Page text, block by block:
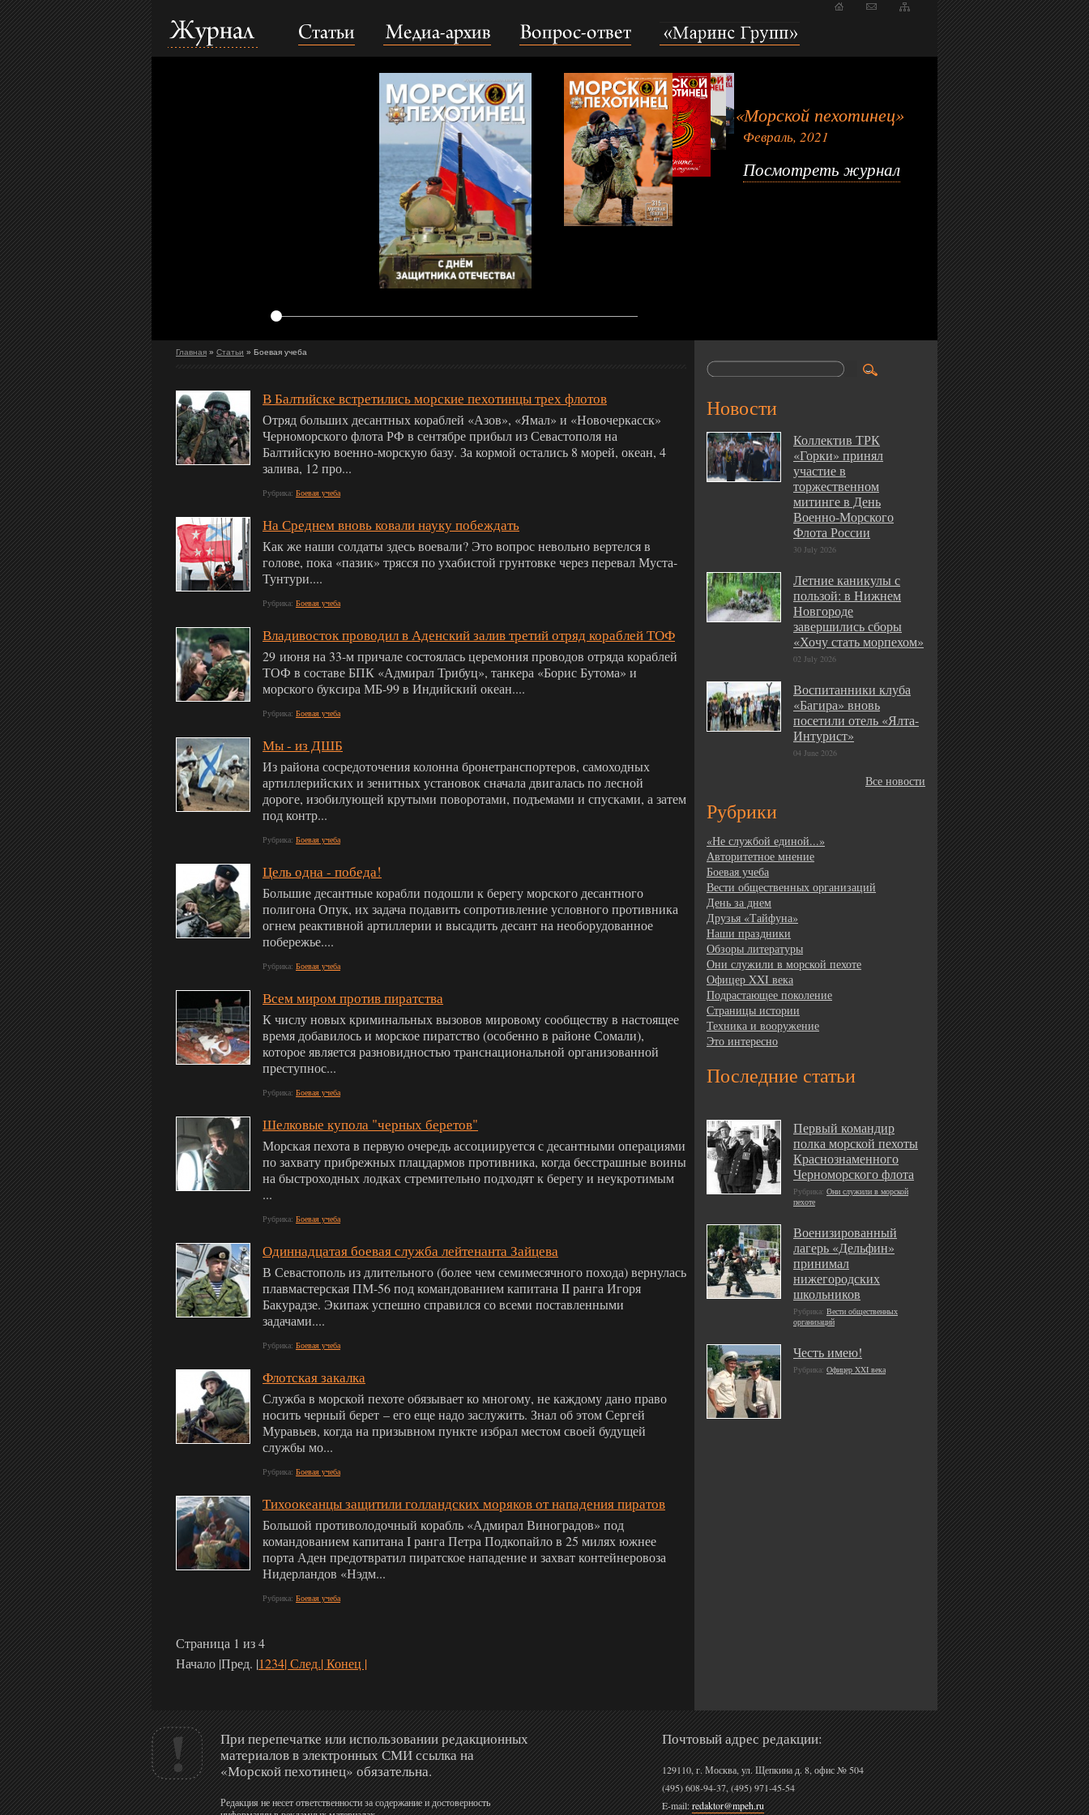
Журнал Статьи Медиа-архив Вопрос-ответ «Маринс Групп»
«Морской пехотинец»
Февраль, 2021
Посмотреть журнал
Главная » Статьи » Боевая учеба
В Балтийске встретились морские пехотинцы трех флотов
Отряд больших десантных кораблей «Азов», «Ямал» и «Новочеркасск»
Черноморского флота РФ в сентябре прибыл из Севастополя на
Балтийскую военно-морскую базу. За кормой остались 8 морей, океан, 4
залива, 12 про...
Рубрика: Боевая учеба
На Среднем вновь ковали науку побеждать
Как же наши солдаты здесь воевали? Это вопрос невольно вертелся в
голове, пока «пазик» трясся по ухабистой грунтовке через перевал Муста-
Тунтури....
Рубрика: Боевая учеба
Владивосток проводил в Аденский залив третий отряд кораблей ТОФ
29 июня на 33-м причале состоялась церемония проводов отряда кораблей
ТОФ в составе БПК «Адмирал Трибуц», танкера «Борис Бутома» и
морского буксира МБ-99 в Индийский океан....
Рубрика: Боевая учеба
Мы - из ДШБ
Из района сосредоточения колонна бронетранспортеров, самоходных
артиллерийских и зенитных установок сначала двигалась по лесной
дороге, изобилующей крутыми поворотами, подъемами и спусками, а затем
под контр...
Рубрика: Боевая учеба
Цель одна - победа!
Большие десантные корабли подошли к берегу морского десантного
полигона Опук, их задача подавить сопротивление условного противника
огнем реактивной артиллерии и высадить десант на необорудованное
побережье....
Рубрика: Боевая учеба
Всем миром против пиратства
К числу новых криминальных вызовов мировому сообществу в настоящее
время добавилось и морское пиратство (особенно в районе Сомали),
которое является разновидностью транснациональной организованной
преступнос...
Рубрика: Боевая учеба
Шелковые купола "черных беретов"
Морская пехота в первую очередь ассоциируется с десантными операциями
по захвату прибрежных плацдармов противника, когда бесстрашные воины
на быстроходных лодках стремительно подходят к берегу и неукротимым
...
Рубрика: Боевая учеба
Одиннадцатая боевая служба лейтенанта Зайцева
В Севастополь из длительного (более чем семимесячного похода) вернулась
плавмастерская ПМ-56 под командованием капитана II ранга Игоря
Бакурадзе. Экипаж успешно справился со всеми поставленными
задачами....
Рубрика: Боевая учеба
Флотская закалка
Служба в морской пехоте обязывает ко многому, не каждому дано право
носить черный берет – его еще надо заслужить. Знал об этом Сергей
Муравьев, когда на призывном пункте избрал местом своей будущей
службы мо...
Рубрика: Боевая учеба
Тихоокеанцы защитили голландских моряков от нападения пиратов
Большой противолодочный корабль «Адмирал Виноградов» под
командованием капитана I ранга Петра Подкопайло в 25 милях южнее
порта Аден предотвратил пиратское нападение и захват контейнеровоза
Нидерландов «Нэдм...
Рубрика: Боевая учеба
Страница 1 из 4
Начало |Пред. |1234| След.| Конец |
Новости
Коллектив ТРК
«Горки» принял
участие в
торжественном
митинге в День
Военно-Морского
Флота России
30 July 2026
Летние каникулы с
пользой: в Нижнем
Новгороде
завершились сборы
«Хочу стать морпехом»
02 July 2026
Воспитанники клуба
«Багира» вновь
посетили отель «Ялта-
Интурист»
04 June 2026
Все новости
Рубрики
«Не службой единой...»
Авторитетное мнение
Боевая учеба
Вести общественных организаций
День за днем
Друзья «Тайфуна»
Наши праздники
Обзоры литературы
Они служили в морской пехоте
Офицер XXI века
Подрастающее поколение
Страницы истории
Техника и вооружение
Это интересно
Последние статьи
Первый командир
полка морской пехоты
Краснознаменного
Черноморского флота
Рубрика: Они служили в морской
пехоте
Военизированный
лагерь «Дельфин»
принимал
нижегородских
школьников
Рубрика: Вести общественных
организаций
Честь имею!
Рубрика: Офицер XXI века
При перепечатке или использовании редакционных
материалов в электронных СМИ ссылка на
«Морской пехотинец» обязательна.
Редакция не несет ответственности за содержание и достоверность
Почтовый адрес редакции:
129110, г. Москва, ул. Щепкина д. 8, офис № 504
(495) 608-94-37, (495) 971-45-54
E-mail:redaktor@mpeh.ru